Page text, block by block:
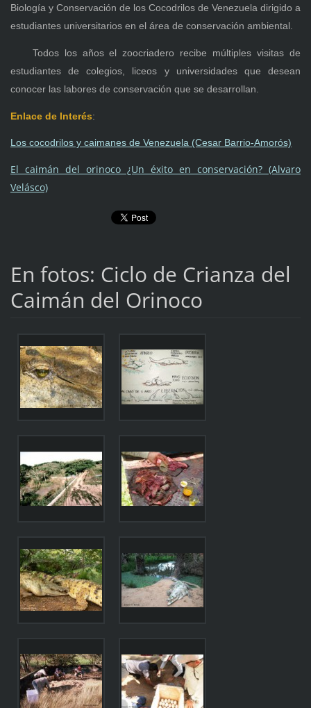
Biología y Conservación de los Cocodrilos de Venezuela dirigido a
estudiantes universitarios en el área de conservación ambiental.
Todos los años el zoocriadero recibe múltiples visitas de
estudiantes de colegios, liceos y universidades que desean
conocer las labores de conservación que se desarrollan.
Enlace de Interés:
Los cocodrilos y caimanes de Venezuela (Cesar Barrio-Amorós)
El caimán del orinoco ¿Un éxito en conservación? (Alvaro
Velásco)
En fotos: Ciclo de Crianza del
Caimán del Orinoco